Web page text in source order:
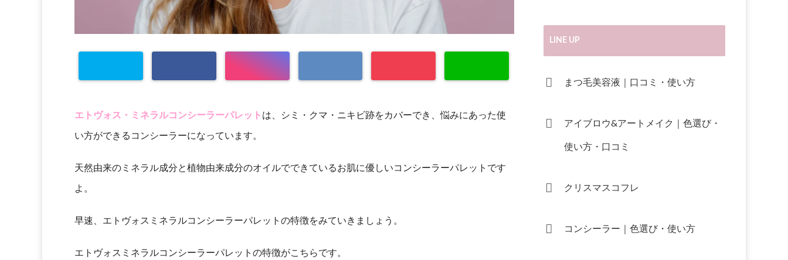
エトヴォス・ミネラルコンシーラーパレット は、シミ・クマ・ニキビ跡をカバーでき、悩みにあった使
い方ができるコンシーラーになっています。
天然由来のミネラル成分と植物由来成分のオイルでできているお肌に優しいコンシーラーパレットです
よ。
早速、エトヴォスミネラルコンシーラーパレットの特徴をみていきましょう。
エトヴォスミネラルコンシーラーパレットの特徴がこちらです。
LINE UP
まつ毛美容液｜口コミ・使い方
アイブロウ&アートメイク｜色選び・
使い方・口コミ
クリスマスコフレ
コンシーラー｜色選び・使い方